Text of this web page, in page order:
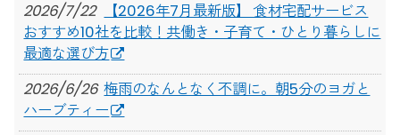
2026/7/22
【2026年7月最新版】 食材宅配サービス
おすすめ10社を比較！共働き・子育て・ひとり暮らしに
最適な選び方
2026/6/26 梅雨のなんとなく不調に。朝5分のヨガと
ハーブティー